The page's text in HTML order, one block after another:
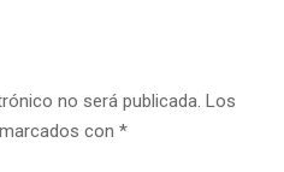
no será publicada. Los
con *